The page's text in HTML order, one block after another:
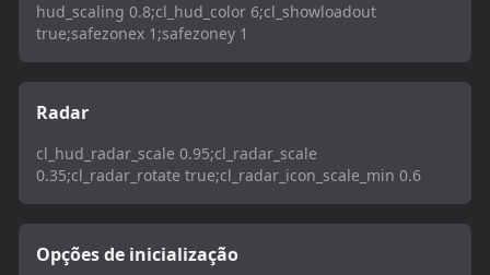
hud_scaling 0.8;cl_hud_color 6;cl_showloadout
true;safezonex 1;safezoney 1
Radar
cl_hud_radar_scale 0.95;cl_radar_scale
0.35;cl_radar_rotate true;cl_radar_icon_scale_min 0.6
Opções de inicialização